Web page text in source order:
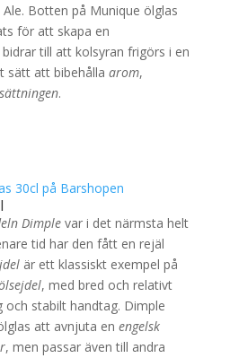
Botten på Munique ölglas
för att skapa en
till att kolsyran frigörs i en
sätt att bibehålla arom,
.
Dimplevar i det närmsta helt
tid har den fått en rejäl
är ett klassiskt exempel på
, med bred och relativt
stabilt handtag. Dimple
att avnjuta en engelsk
, men passar även till andra